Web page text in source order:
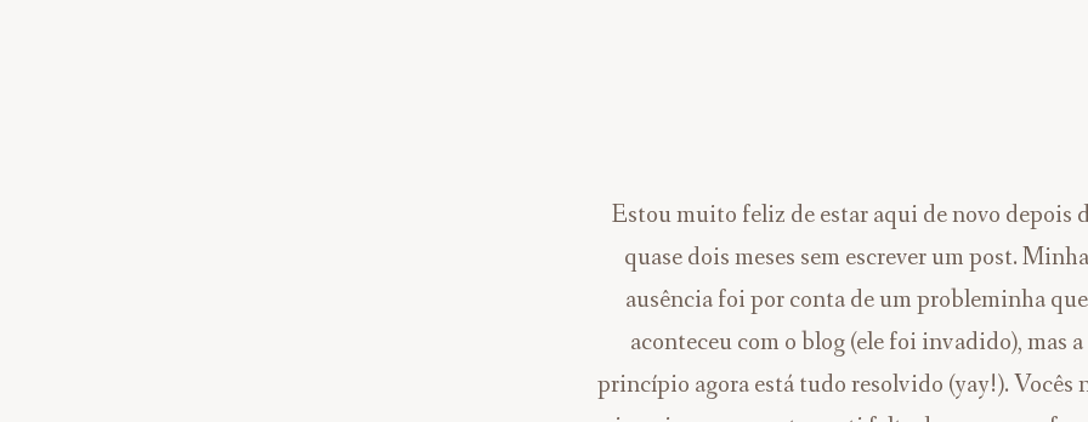
Estou muito feliz de estar aqui de novo depois
quase dois meses sem escrever um post. Minha
ausência foi por conta de um probleminha que
aconteceu com o blog (ele foi invadido), mas a
princípio agora está tudo resolvido (yay!). Vocês